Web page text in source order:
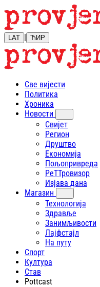
LAT | ЋИР
Све вијести
Политика
Хроника
Новости
Свијет
Регион
Друштво
Економија
Пољопривреда
РеТТровизор
Изјава дана
Магазин
Технологија
Здравље
Занимљивости
Лајфстajл
На путу
Спорт
Култура
Став
Pottcast